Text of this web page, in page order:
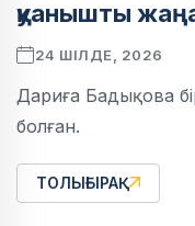
қуанышты
24 ШІЛДЕ, 2026
Дариға Бадықова
болған.
ТОЛЫҒЫРАҚ